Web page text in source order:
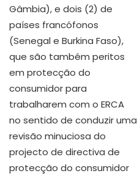
Gâmbia), e dois (2) de
países francófonos
(Senegal e Burkina Faso),
que são também peritos
em protecção do
consumidor para
trabalharem com o ERCA
no sentido de conduzir uma
revisão minuciosa do
projecto de directiva de
protecção do consumidor